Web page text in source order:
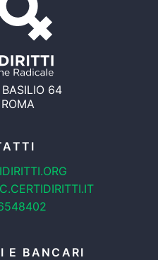
64
E BANCARI